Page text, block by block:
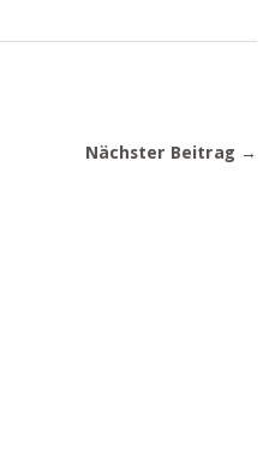
Nächster Beitrag →